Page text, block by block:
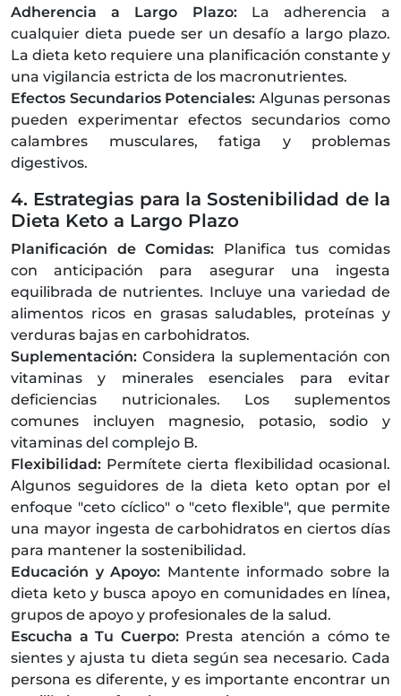
Adherencia a Largo Plazo: La adherencia a
cualquier dieta puede ser un desafío a largo plazo.
La dieta keto requiere una planificación constante y
una vigilancia estricta de los macronutrientes.
Efectos Secundarios Potenciales: Algunas personas
pueden experimentar efectos secundarios como
calambres musculares, fatiga y problemas
digestivos.
4. Estrategias para la Sostenibilidad de la
Dieta Keto a Largo Plazo
Planificación de Comidas: Planifica tus comidas
con anticipación para asegurar una ingesta
equilibrada de nutrientes. Incluye una variedad de
alimentos ricos en grasas saludables, proteínas y
verduras bajas en carbohidratos.
Suplementación: Considera la suplementación con
vitaminas y minerales esenciales para evitar
deficiencias nutricionales. Los suplementos
comunes incluyen magnesio, potasio, sodio y
vitaminas del complejo B.
Flexibilidad: Permítete cierta flexibilidad ocasional.
Algunos seguidores de la dieta keto optan por el
enfoque "ceto cíclico" o "ceto flexible", que permite
una mayor ingesta de carbohidratos en ciertos días
para mantener la sostenibilidad.
Educación y Apoyo: Mantente informado sobre la
dieta keto y busca apoyo en comunidades en línea,
grupos de apoyo y profesionales de la salud.
Escucha a Tu Cuerpo:Presta atención a cómo te
sientes y ajusta tu dieta según sea necesario. Cada
persona es diferente, y es importante encontrar un